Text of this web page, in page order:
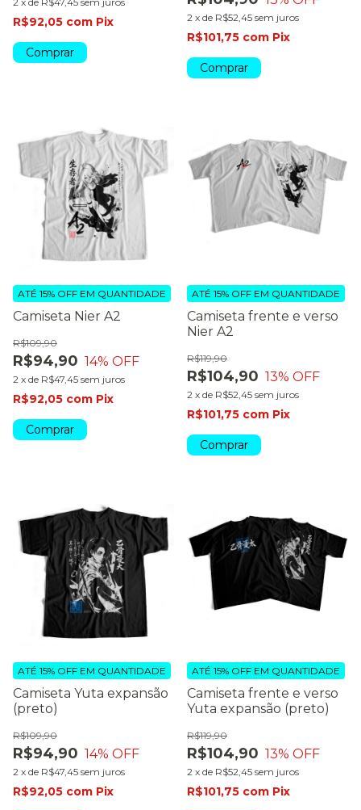
R$92,05 com Pix
Comprar
2 x de R$52,45 sem juros
R$101,75 com Pix
Comprar
Camiseta Nier A2
R$94,90
R$109,90
14% OFF
2 x de R$47,45 sem juros
ATÉ 15% OFF EM QUANTIDADE
R$92,05 com Pix
Comprar
Camiseta frente e verso
Nier A2
R$104,90
R$119,90
13% OFF
2 x de R$52,45 sem juros
ATÉ 15% OFF EM QUANTIDADE
R$101,75 com Pix
Comprar
Camiseta Yuta expansão
(preto)
R$94,90
R$109,90
14% OFF
2 x de R$47,45 sem juros
ATÉ 15% OFF EM QUANTIDADE
R$92,05 com Pix
Camiseta frente e verso
Yuta expansão (preto)
R$104,90
R$119,90
13% OFF
2 x de R$52,45 sem juros
ATÉ 15% OFF EM QUANTIDADE
R$101,75 com Pix